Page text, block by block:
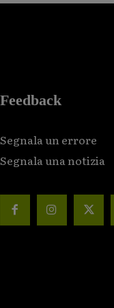
Feedback
Segnala un errore
Segnala una notizia